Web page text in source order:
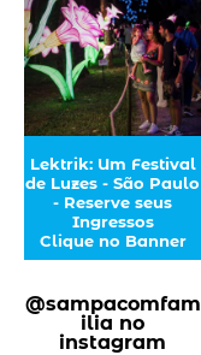
Lektrik: Um Festival
de Luzes - São Paulo
- Reserve seus
Ingressos
Clique no Banner
@sampacomfam
ilia no
instagram